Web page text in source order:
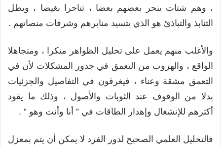
، وهم شتات ينحر بعضهم بعضا ، تناحرا بغيضا ، ويظل
التنابذ والتباذئ هو الذي يتسيد منابرهم وشرفات منصاتهم .
والأغلب منهم يعمل على تحليل الظواهر منكرا ، ومتجاهلا
الواقع ، والهروب من التعمق في جذور المشكلات لأن في
التعمق مشقة وعناء ، فيغرقون في التفاصيل والجزئيات
بدلا من الوقوف عند الثوبات والأصول ، وذلك ما يقود
أكثرهم للإنشغال وإهدار الطاقات في ” أنا وأنت وهو ” .
فالتحليل العلمي الصحيح لدور الفرد لا يمكن أن يتم بمعزل